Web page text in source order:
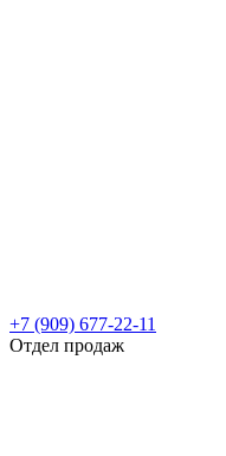
+7 (909) 677-22-11
Отдел продаж